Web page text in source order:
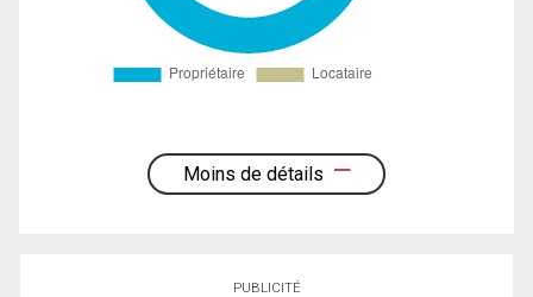
Moins de détails
PUBLICITÉ